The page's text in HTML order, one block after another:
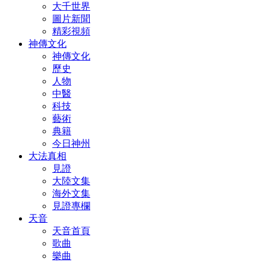
大千世界
圖片新聞
精彩視頻
神傳文化
神傳文化
歷史
人物
中醫
科技
藝術
典籍
今日神州
大法真相
見證
大陸文集
海外文集
見證專欄
天音
天音首頁
歌曲
樂曲